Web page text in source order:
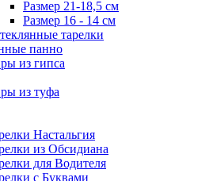
Размер 21-18,5 см
Размер 16 - 14 см
тарелки
панно
из гипса
из туфа
Настальгия
из Обсидиана
для Водителя
с Буквами